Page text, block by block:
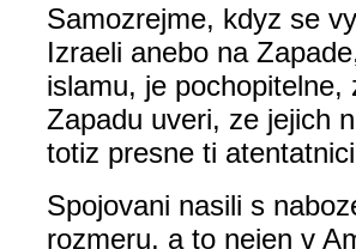
Samozrejme, kdyz se
Izraeli anebo na
islamu, je
Zapadu uveri, ze jejich
totiz presne ti
Spojovani nasili s
rozmeru, a to nejen v